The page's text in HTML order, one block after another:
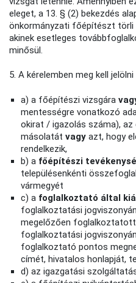
eleget, a 13. § (2) bekezdés
önkormányzati főépítészt
akinek esetleges
minősül.
5. A kérelemben meg kell
a) a főépítészi vizsgára
mentességre vonatkozó
okirat / igazolás száma),
másolatátvagy azt, hogy
rendelkezik,
b) a főépítészi
településenkénti
vármegyét
c) a foglalkoztató által
foglalkoztatási
megelőzően
foglalkoztatási
foglalkoztató pontos
címét, hivatalos honlapját,
d) az igazgatási